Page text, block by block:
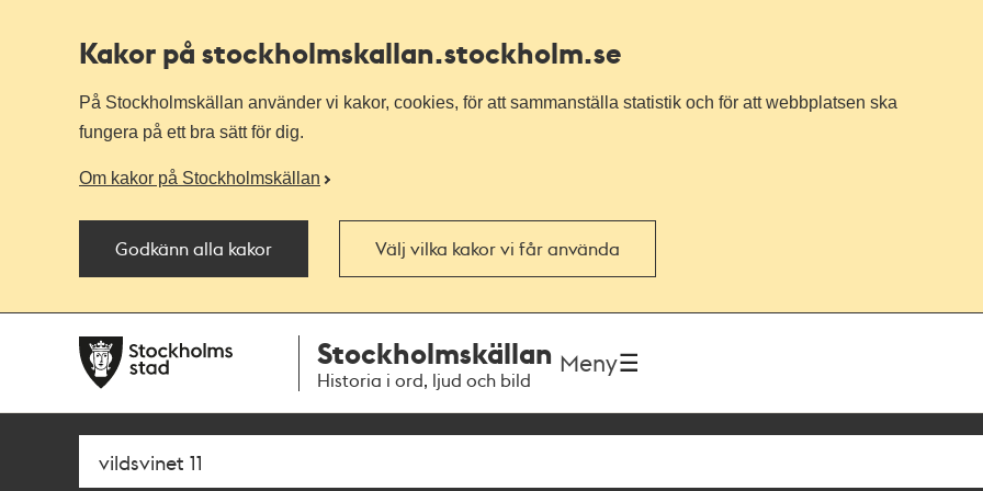
Kakor på stockholmskallan.stockholm.se
På Stockholmskällan använder vi kakor, cookies, för att sammanställa statistik och för att webbplatsen ska
fungera på ett bra sätt för dig.
Om kakor på Stockholmskällan
Godkänn alla kakor Välj vilka kakor vi får använda
navigationen
huvudinnehållet
Stockholmskällan
Historia i ord, ljud och bild
Meny
Sök